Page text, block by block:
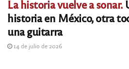
La historia vuelve a sonar.
historia en México, otra
una guitarra
14 de julio de 2026